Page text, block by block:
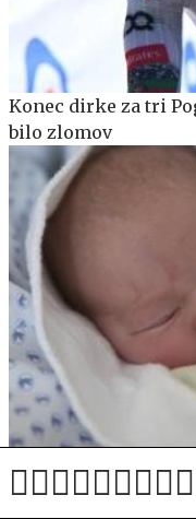
Konec dirke za tri
bilo zlomov
Zagovornik ugotovil
nadurnega in